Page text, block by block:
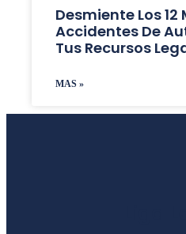
Desmiente Los 12
Accidentes De
Tus Recursos
MAS »